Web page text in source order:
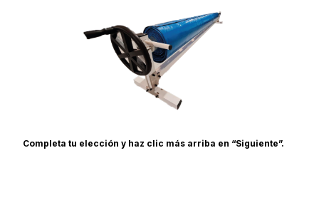
Completa tu elección y haz clic más arriba en “Siguiente”.